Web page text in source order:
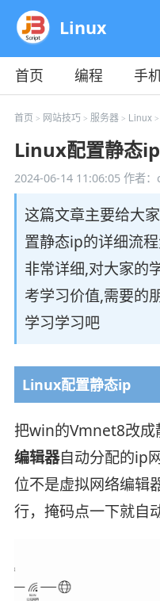
Linux
首页 编程 手
教程
平面 服务
首页 > 网站技巧 > 服务器> Linux>
Linux配置静态
2024-06-14 11:06:05作者：
这篇文章主要给大
置静态ip的详细流
非常详细,对大家的
考学习价值,需要的
学习学习吧
Linux配置静态ip
把win的Vmnet8改成
编辑器自动分配的ip
位不是虚拟网络编辑
行，掩码点一下就自